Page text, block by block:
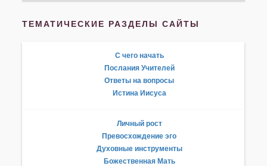
ТЕМАТИЧЕСКИЕ РАЗДЕЛЫ САЙТЫ
С чего начать
Послания Учителей
Ответы на вопросы
Истина Иисуса
Личный рост
Превосхождение эго
Духовные инструменты
Божественная Мать